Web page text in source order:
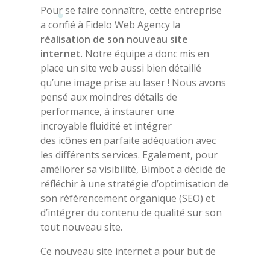
Pour se faire connaître, cette entreprise
a confié à Fidelo Web Agency la
réalisation de son nouveau site
internet. Notre équipe a donc mis en
place un site web aussi bien détaillé
qu’une image prise au laser ! Nous avons
pensé aux moindres détails de
performance, à instaurer une
incroyable fluidité et intégrer
des icônes en parfaite adéquation avec
les différents services. Egalement, pour
améliorer sa visibilité, Bimbot a décidé de
réfléchir à une stratégie d’optimisation de
son référencement organique (SEO) et
d’intégrer du contenu de qualité sur son
tout nouveau site.
Ce nouveau site internet a pour but de